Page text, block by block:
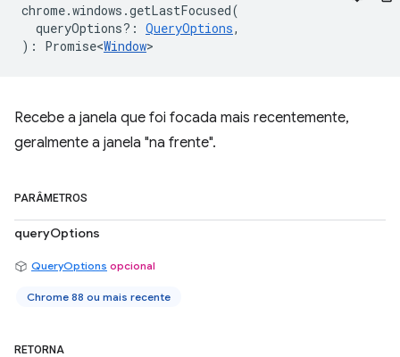
chrome.windows .getLastFocused(
queryOptions? : QueryOptions,
) : Promise<Window>
Recebe a janela que foi focada mais recentemente,
geralmente a janela "na frente".
PARÂMETROS
queryOptions
QueryOptions opcional
Chrome 88 ou mais recente
RETORNA